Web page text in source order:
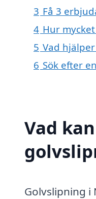
3 Få 3
4 Hur
5 Vad
6 Sök efter
Vad
Golvslipning i